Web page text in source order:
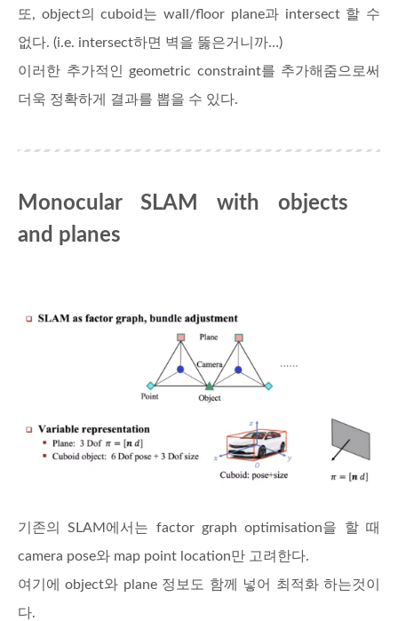
또, object의 cuboid는 wall/floor plane과 intersect 할 수
없다. (i.e. intersect하면 벽을 뚫은거니까…)
이러한 추가적인 geometric constraint를 추가해줌으로써
더욱 정확하게 결과를 뽑을 수 있다.
Monocular SLAM with objects
and planes
기존의 SLAM에서는 factor graph optimisation을 할 때
camera pose와 map point location만 고려한다.
여기에 object와 plane 정보도 함께 넣어 최적화 하는것이
다.